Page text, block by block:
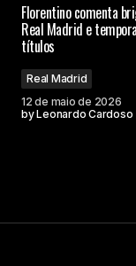
Florentino comenta
Real Madrid e
títulos
Real Madrid
12 de maio de 2026
byLeonardo Cardoso